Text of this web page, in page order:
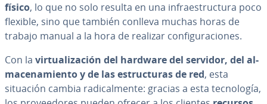
físico, lo que no solo resulta en una in­frae­s­tru­c­tu­ra poco
flexible, sino que también conlleva muchas horas de
trabajo manual a la hora de realizar co­n­fi­gu­ra­cio­nes.
Con la vi­r­tua­li­za­ción del hardware del servidor, del al­
ma­ce­na­mie­n­to y de las es­tru­c­tu­ras de red, esta
situación cambia ra­di­ca­l­me­n­te: gracias a esta te­c­no­lo­gía,